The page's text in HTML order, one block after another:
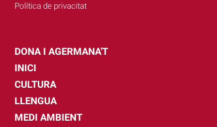
Política de privacitat
DONA I AGERMANA'T
INICI
CULTURA
LLENGUA
MEDI AMBIENT